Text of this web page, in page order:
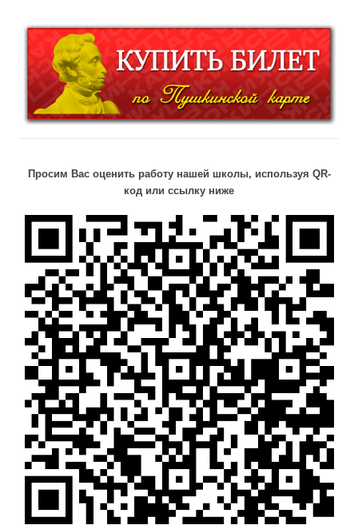
Просим Вас оценить работу нашей школы, используя QR-
код или ссылку ниже